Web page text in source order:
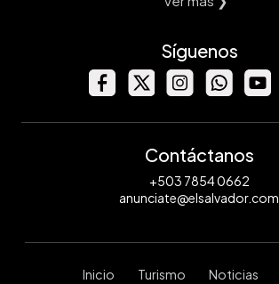
Síguenos
Contáctanos
+503 7854 0662
anunciate@elsalvador.com
Inicio Turismo Noticias